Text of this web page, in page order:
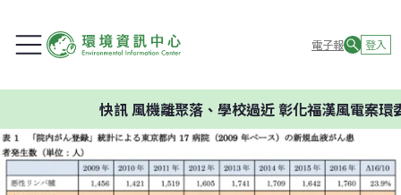
電子報 登入
風機離聚落、學校過近 彰化福漢風電案環委建